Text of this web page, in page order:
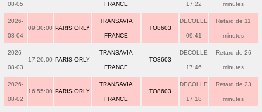
08-05 FRANCE 17:22 minutes
2026-
08-04
09:30:00 PARIS ORLY
TRANSAVIA
FRANCE
TO8603
DECOLLE
09:41
Retard de 11
minutes
2026-
08-03
17:20:00 PARIS ORLY
TRANSAVIA
FRANCE
TO8603
DECOLLE
17:46
Retard de 26
minutes
2026-
08-02
16:55:00 PARIS ORLY
TRANSAVIA
FRANCE
TO8603
DECOLLE
17:18
Retard de 23
minutes